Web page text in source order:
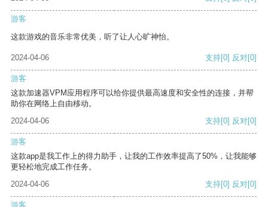
游客
这款游戏的音乐非常优美，听了让人心旷神怡。
2024-04-06 支持[0] 反对[0]
游客
这款加速器VPM应用程序可以给你提供最高速度和安全性的连接，并帮
助你在网络上自由移动。
2024-04-06
支持[0] 反对[0]
游客
这款app是我工作上的得力助手，让我的工作效率提高了50%，让我能够
更轻松地完成工作任务。
2024-04-06
支持[0] 反对[0]
游客